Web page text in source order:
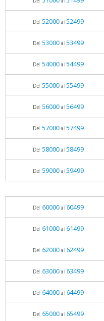
Del 52000al 52499
Del 53000al 53499
Del 54000al 54499
Del 55000al 55499
Del 56000al 56499
Del 57000al 57499
Del 58000al 58499
Del 59000al 59499
Del 60000al 60499
Del 61000al 61499
Del 62000al 62499
Del 63000al 63499
Del 64000al 64499
Del 65000al 65499